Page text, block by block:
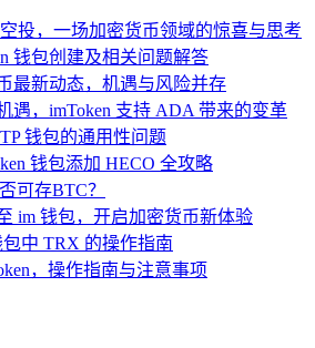
空投，一场加密货币领域的惊喜与思考
钱包创建及相关问题解答
最新动态，机遇与风险并存
遇，imToken 支持 ADA 带来的变革
钱包的通用性问题
钱包添加 HECO 全攻略
可存BTC？
im 钱包，开启加密货币新体验
中 TRX 的操作指南
，操作指南与注意事项